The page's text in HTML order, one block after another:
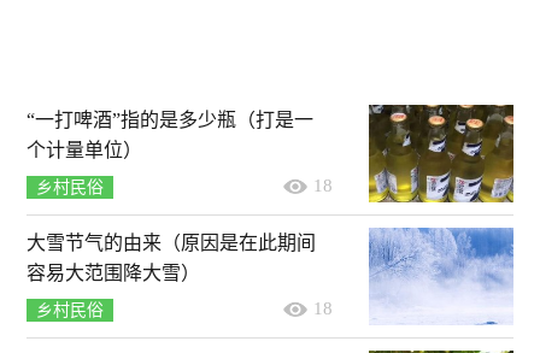
“一打啤酒”指的是多少瓶（打是一
个计量单位）
乡村民俗 18
大雪节气的由来（原因是在此期间
容易大范围降大雪）
乡村民俗 18